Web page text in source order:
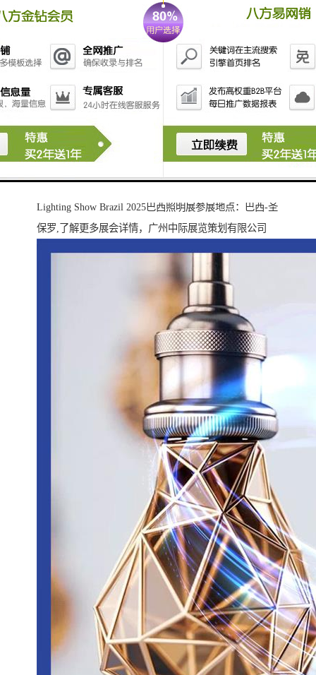
Lighting Show Brazil 2025巴西照明展参展地点：巴西-圣
保罗,了解更多展会详情，广州中际展览策划有限公司